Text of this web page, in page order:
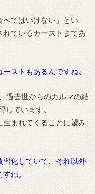
べてはいけない」とい
れているカーストまであ
ストもあるんですね。
過去世からのカルマの結
しています。
生まれてくることに望み
化していて、それ以外
ね。